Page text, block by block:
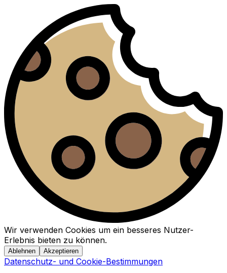
Wir verwenden Cookies um ein besseres Nutzer-
Erlebnis bieten zu können.
Ablehnen Akzeptieren
Datenschutz- und Cookie-Bestimmungen